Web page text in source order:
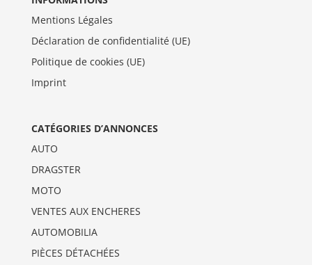
Mentions Légales
Déclaration de confidentialité (UE)
Politique de cookies (UE)
Imprint
CATÉGORIES D’ANNONCES
AUTO
DRAGSTER
MOTO
VENTES AUX ENCHERES
AUTOMOBILIA
PIÈCES DÉTACHÉES